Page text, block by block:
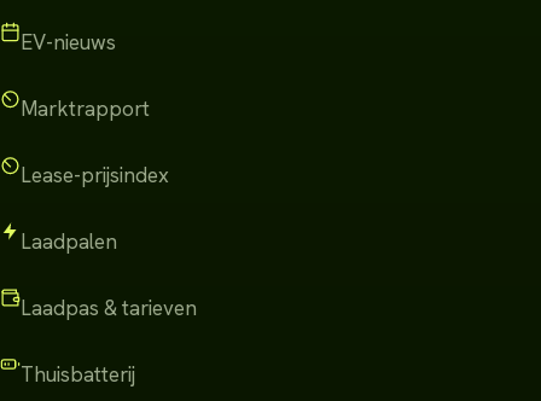
EV-nieuws
Marktrapport
Lease-prijsindex
Laadpalen
Laadpas & tarieven
Thuisbatterij